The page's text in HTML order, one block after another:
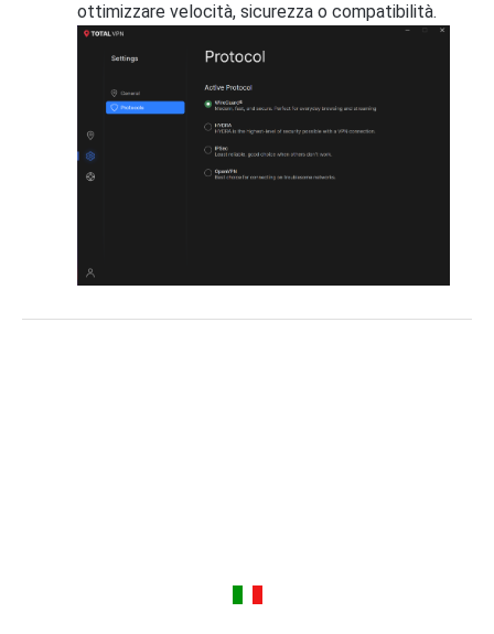
ottimizzare velocità, sicurezza o compatibilità.